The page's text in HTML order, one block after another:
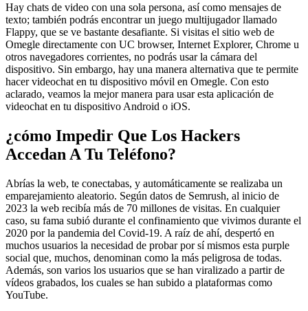
Hay chats de video con una sola persona, así como mensajes de
texto; también podrás encontrar un juego multijugador llamado
Flappy, que se ve bastante desafiante. Si visitas el sitio web de
Omegle directamente con UC browser, Internet Explorer, Chrome u
otros navegadores corrientes, no podrás usar la cámara del
dispositivo. Sin embargo, hay una manera alternativa que te permite
hacer videochat en tu dispositivo móvil en Omegle. Con esto
aclarado, veamos la mejor manera para usar esta aplicación de
videochat en tu dispositivo Android o iOS.
¿cómo Impedir Que Los Hackers
Accedan A Tu Teléfono?
Abrías la web, te conectabas, y automáticamente se realizaba un
emparejamiento aleatorio. Según datos de Semrush, al inicio de
2023 la web recibía más de 70 millones de visitas. En cualquier
caso, su fama subió durante el confinamiento que vivimos durante el
2020 por la pandemia del Covid-19. A raíz de ahí, despertó en
muchos usuarios la necesidad de probar por sí mismos esta purple
social que, muchos, denominan como la más peligrosa de todas.
Además, son varios los usuarios que se han viralizado a partir de
vídeos grabados, los cuales se han subido a plataformas como
YouTube.